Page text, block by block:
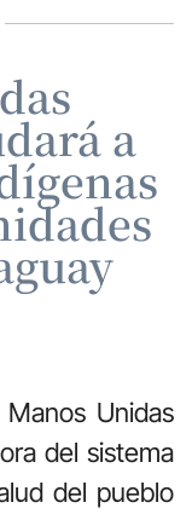
a
Unidas
del sistema
del pueblo